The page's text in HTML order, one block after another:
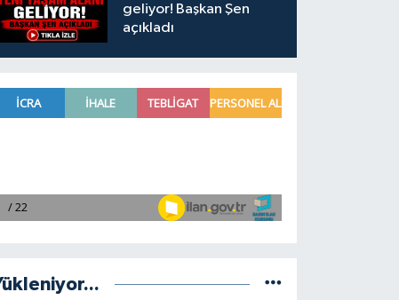
geliyor! Başkan Şen
açıkladı